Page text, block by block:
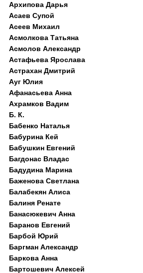
Архипова Дарья
Асаев Супой
Асеев Михаил
Асмолкова Татьяна
Асмолов Александр
Астафьева Ярослава
Астрахан Дмитрий
Ауг Юлия
Афанасьева Анна
Ахрамков Вадим
Б. К.
Бабенко Наталья
Бабурина Кей
Бабушкин Евгений
Багдонас Владас
Бадудина Марина
Баженова Светлана
Балабекян Алиса
Балиня Ренате
Банасюкевич Анна
Баранов Евгений
Барбой Юрий
Баргман Александр
Баркова Анна
Бартошевич Алексей